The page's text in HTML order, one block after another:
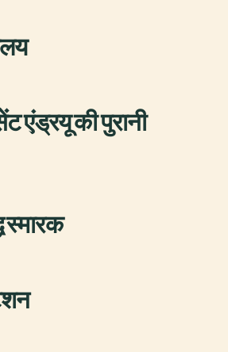
एंड्रयू की पुरानी
स्मारक